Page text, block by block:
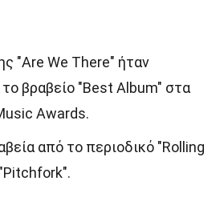
"Are We There" ήταν
βραβείο "Best Album" στα
Awards.
από το περιοδικό "Rolling